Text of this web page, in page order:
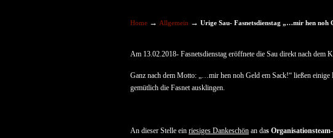
Home → Allgemein → Urige Sau- Fasnetsdienstag „…mir hen noh
Am 13.02.2018- Fasnetsdienstag eröffnete die Sau direkt nach dem
Ganz nach dem Motto: „…mir hen noh Geld em Sack!“ ließen
gemütlich die Fasnet ausklingen.
An dieser Stelle ein riesiges Dankeschön an das